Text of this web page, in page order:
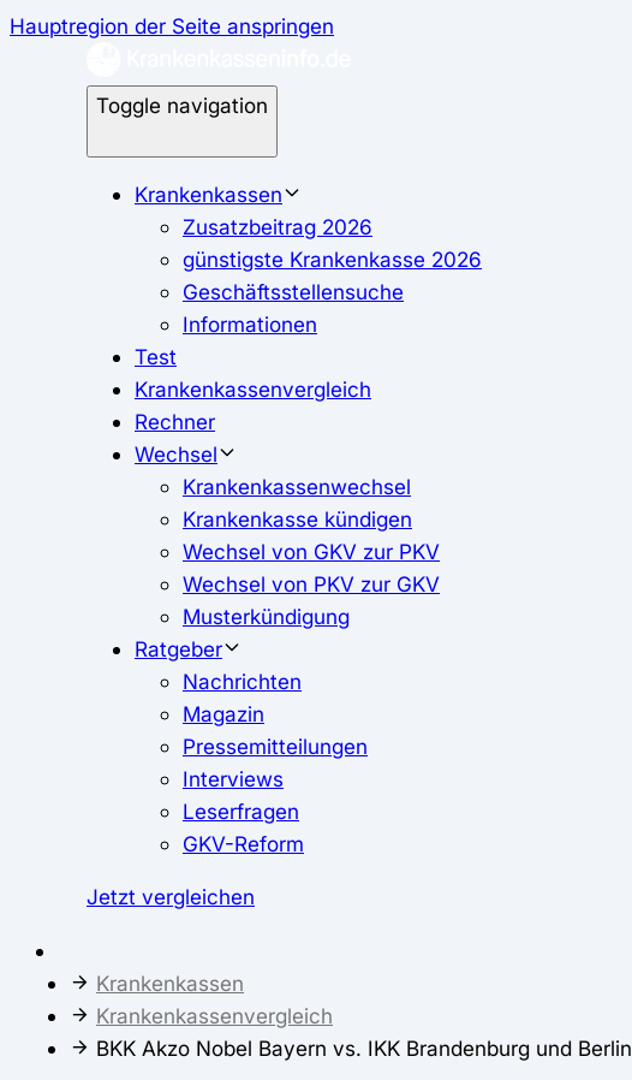
Hauptregion der Seite anspringen
Toggle navigation
Krankenkassen
Zusatzbeitrag 2026
günstigste Krankenkasse 2026
Geschäftsstellensuche
Informationen
Test
Krankenkassenvergleich
Rechner
Wechsel
Krankenkassenwechsel
Krankenkasse kündigen
Wechsel von GKV zur PKV
Wechsel von PKV zur GKV
Musterkündigung
Ratgeber
Nachrichten
Magazin
Pressemitteilungen
Interviews
Leserfragen
GKV-Reform
Jetzt vergleichen
Krankenkassen
Krankenkassenvergleich
BKK Akzo Nobel Bayern vs. IKK Brandenburg und Berlin